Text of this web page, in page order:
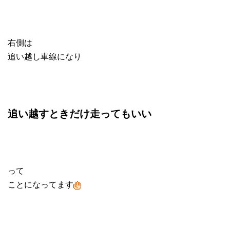
右側は
追い越し車線になり
追い越すときだけ走ってもいい
って
ことになってます